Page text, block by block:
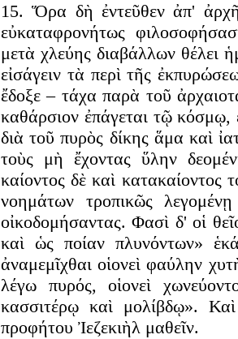
15. Ὅρα δὴ ἐντεῦθεν ἀπ'
εὐκαταφρονήτως
μετὰ χλεύης διαβάλλων θέλει
εἰσάγειν τὰ περὶ τῆς
ἔδοξε – τάχα παρὰ τοῦ
καθάρσιον ἐπάγεται τῷ κόσμῳ,
διὰ τοῦ πυρὸς δίκης ἅμα καὶ
τοὺς μὴ ἔχοντας ὕλην
καίοντος δὲ καὶ
νοημάτων τροπικῶς
οἰκοδομήσαντας. Φασὶ δ' οἱ
καὶ ὡς ποίαν πλυνόντων»
ἀναμεμῖχθαι οἱονεὶ φαύλην
λέγω πυρός, οἱονεὶ
κασσιτέρῳ καὶ μολίβδῳ».
προφήτου Ἰεζεκιὴλ μαθεῖν.